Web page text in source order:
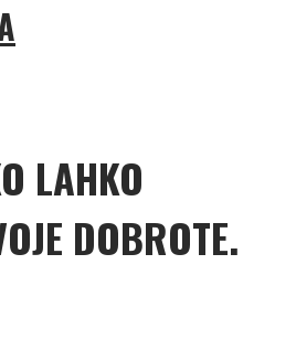
LAHKO
DOBROTE.